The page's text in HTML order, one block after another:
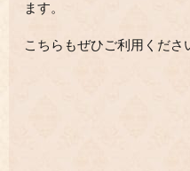
ます。
こちらもぜひご利用くださ